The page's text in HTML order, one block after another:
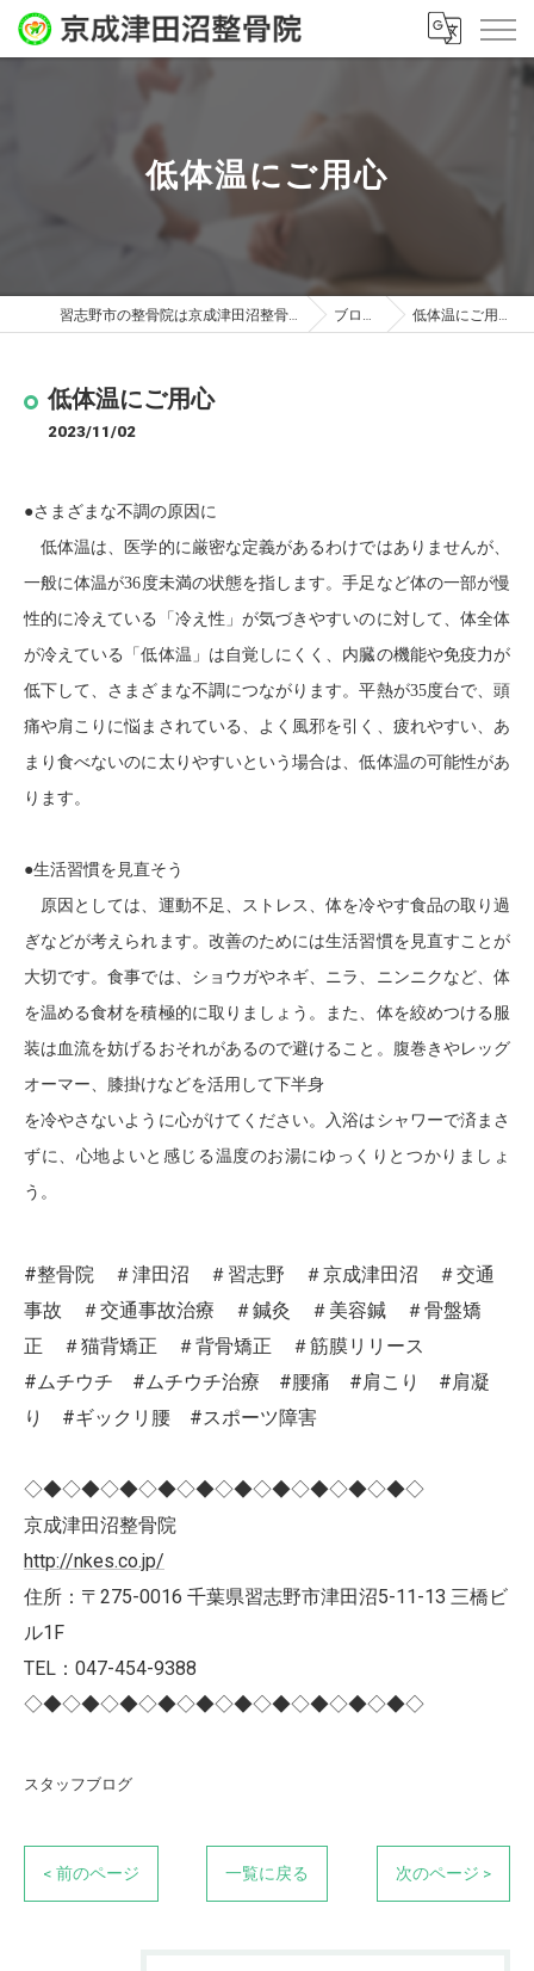
低体温にご用心
習志野市の整骨院は京成津田沼整骨院 ブログ 低体温にご用心
低体温にご用心
2023/11/02
●さまざまな不調の原因に
低体温は、医学的に厳密な定義があるわけではありませんが、
一般に体温が36度未満の状態を指します。手足など体の一部が慢
性的に冷えている「冷え性」が気づきやすいのに対して、体全体
が冷えている「低体温」は自覚しにくく、内臓の機能や免疫力が
低下して、さまざまな不調につながります。平熱が35度台で、頭
痛や肩こりに悩まされている、よく風邪を引く、疲れやすい、あ
まり食べないのに太りやすいという場合は、低体温の可能性があ
ります。
●生活習慣を見直そう
原因としては、運動不足、ストレス、体を冷やす食品の取り過
ぎなどが考えられます。改善のためには生活習慣を見直すことが
大切です。食事では、ショウガやネギ、ニラ、ニンニクなど、体
を温める食材を積極的に取りましょう。また、体を絞めつける服
装は血流を妨げるおそれがあるので避けること。腹巻きやレッグ
オーマー、膝掛けなどを活用して下半身
を冷やさないように心がけてください。入浴はシャワーで済まさ
ずに、心地よいと感じる温度のお湯にゆっくりとつかりましょ
う。
#整骨院 ＃津田沼 ＃習志野 ＃京成津田沼 ＃交通
事故 ＃交通事故治療 ＃鍼灸 ＃美容鍼 ＃骨盤矯
正 ＃猫背矯正 ＃背骨矯正 ＃筋膜リリース
#ムチウチ #ムチウチ治療 #腰痛 #肩こり #肩凝
り #ギックリ腰 #スポーツ障害
◇◆◇◆◇◆◇◆◇◆◇◆◇◆◇◆◇◆◇◆◇
京成津田沼整骨院
http://nkes.co.jp/
住所：〒275-0016 千葉県習志野市津田沼5-11-13 三橋ビ
ル1F
TEL：047-454-9388
◇◆◇◆◇◆◇◆◇◆◇◆◇◆◇◆◇◆◇◆◇
スタッフブログ
< 前のページ 一覧に戻る 次のページ >